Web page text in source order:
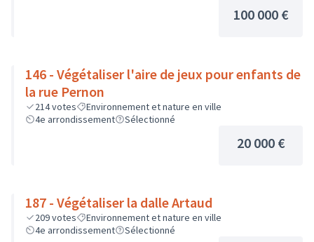
100 000 €
146 - Végétaliser l'aire de jeux pour enfants de
la rue Pernon
214votes
Environnement et nature en ville
4e arrondissement
Sélectionné
20 000 €
187 - Végétaliser la dalle Artaud
209votes
Environnement et nature en ville
4e arrondissement
Sélectionné